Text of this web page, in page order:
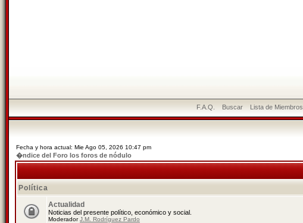
F.A.Q. Buscar Lista de Miembros
Fecha y hora actual: Mie Ago 05, 2026 10:47 pm
�ndice del Foro los foros de nódulo
Política
Actualidad
Noticias del presente político, económico y social.
ModeradorJ.M. Rodríguez Pardo